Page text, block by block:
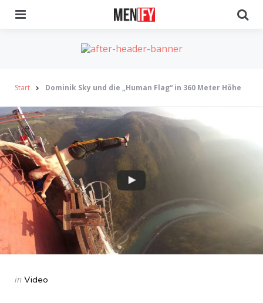
Start Dominik Sky und die „Human Flag“ in 360 Meter Höhe
Categories
Posted
in Video